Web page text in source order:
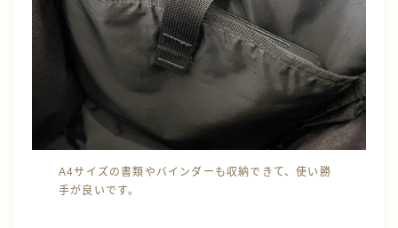
A4サイズの書類やバインダーも収納できて、使い勝
手が良いです。